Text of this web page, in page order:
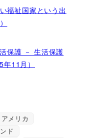
福祉国家という出
保護 － 生活保護
11月）
アメリカ
ド